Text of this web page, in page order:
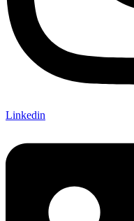
Linkedin